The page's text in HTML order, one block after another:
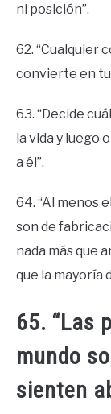
ni posición”.
62. “Cualquier
convierte en tu
63. “Decide
la vida y luego
a él”.
64. “Al menos
son de
nada más que
que la mayoría
65. “Las
mundo
sienten